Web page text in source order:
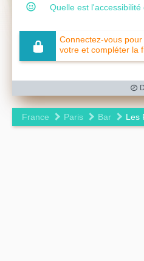
Quelle est
Connectez-vous
votre et compléter la
France Paris Bar Les